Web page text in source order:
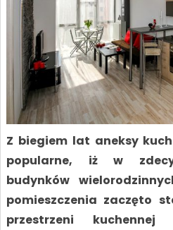
Z biegiem lat aneksy
popularne, iż w
budynków
pomieszczenia zaczęto
przestrzeni